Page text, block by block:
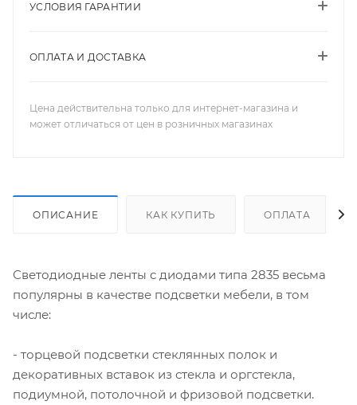
УСЛОВИЯ ГАРАНТИИ
ОПЛАТА И ДОСТАВКА
Цена действительна только для интернет-магазина и
может отличаться от цен в розничных магазинах
ОПИСАНИЕ КАК КУПИТЬ ОПЛАТА
Светодиодные ленты с диодами типа 2835 весьма
популярны в качестве подсветки мебели, в том
числе:
- торцевой подсветки стеклянных полок и
декоративных вставок из стекла и оргстекла,
подиумной, потолочной и фризовой подсветки.